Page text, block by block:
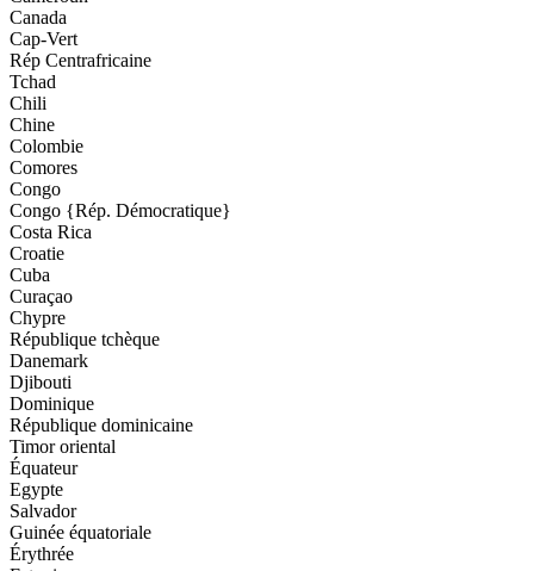
Canada
Cap-Vert
Rép Centrafricaine
Tchad
Chili
Chine
Colombie
Comores
Congo
Congo {Rép. Démocratique}
Costa Rica
Croatie
Cuba
Curaçao
Chypre
République tchèque
Danemark
Djibouti
Dominique
République dominicaine
Timor oriental
Équateur
Egypte
Salvador
Guinée équatoriale
Érythrée